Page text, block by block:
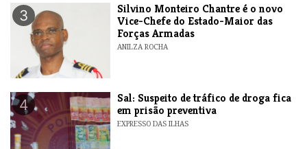
3
Silvino Monteiro Chantre é o novo
Vice-Chefe do Estado-Maior das
Forças Armadas
ANILZA ROCHA
4
​Sal: Suspeito de tráfico de droga fica
em prisão preventiva
EXPRESSO DAS ILHAS